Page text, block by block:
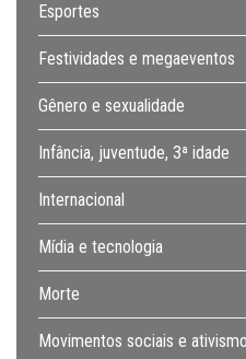
Esportes
Festividades e megaeventos
Gênero e sexualidade
Infância, juventude, 3ª idade
Internacional
Mídia e tecnologia
Morte
Movimentos sociais e ativismo